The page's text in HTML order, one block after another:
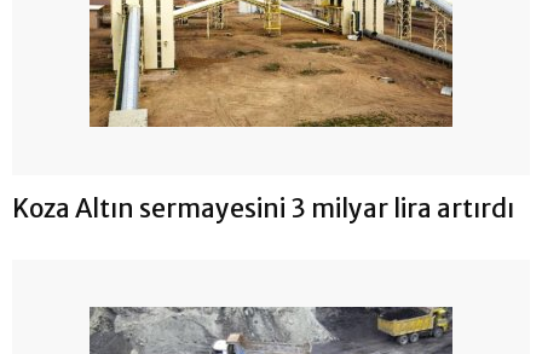
Koza Altın sermayesini 3 milyar lira artırdı